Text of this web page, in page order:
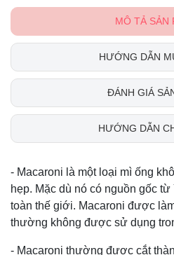
MÔ TẢ SẢN
HƯỚNG DẪN
ĐÁNH GIÁ
HƯỚNG DẪN
- Macaroni là một loại mì ống
hẹp. Mặc dù nó có nguồn gốc
toàn thế giới. Macaroni được
thường không được sử dụng
- Macaroni thường được cắt